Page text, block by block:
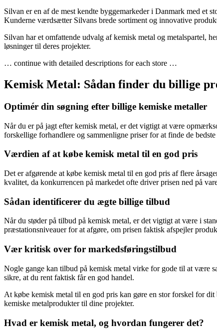
Silvan er en af de mest kendte byggemarkeder i Danmark med et
Kunderne værdsætter Silvans brede sortiment og innovative
Silvan har et omfattende udvalg af kemisk metal og metalspartel,
løsninger til deres projekter.
… continue with detailed descriptions for each store …
Kemisk Metal: Sådan finder du billige
Optimér din søgning efter billige kemiske metaller
Når du er på jagt efter kemisk metal, er det vigtigt at være
forskellige forhandlere og sammenligne priser for at finde de
Værdien af at købe kemisk metal til en god pris
Det er afgørende at købe kemisk metal til en god pris af flere
kvalitet, da konkurrencen på markedet ofte driver prisen ned på
Sådan identificerer du ægte billige tilbud
Når du støder på tilbud på kemisk metal, er det vigtigt at være i
præstationsniveauer for at afgøre, om prisen faktisk afspejler
Vær kritisk over for markedsføringstilbud
Nogle gange kan tilbud på kemisk metal virke for gode til at være
sikre, at du rent faktisk får en god handel.
At købe kemisk metal til en god pris kan gøre en stor forskel for
kemiske metalprodukter til dine projekter.
Hvad er kemisk metal, og hvordan fungerer det?